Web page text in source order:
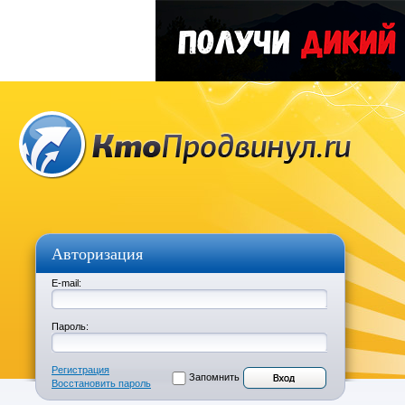
Авторизация
E-mail:
Пароль:
Регистрация
Восстановить пароль
Запомнить